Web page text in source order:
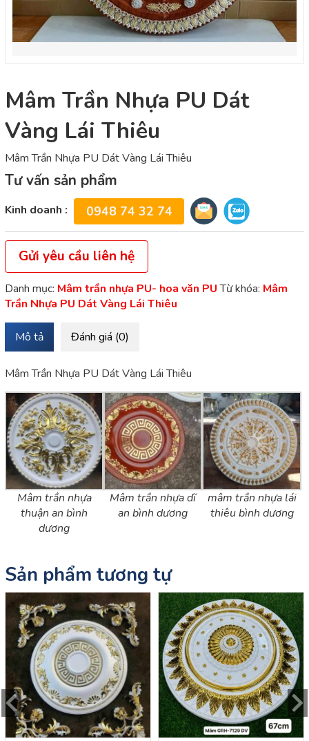
Mâm Trần Nhựa PU Dát
Vàng Lái Thiêu
Mâm Trần Nhựa PU Dát Vàng Lái Thiêu
Tư vấn sản phẩm
Kinh doanh : 0948 74 32 74
Gửi yêu cầu liên hệ
Danh mục: Mâm trần nhựa PU- hoa văn PU Từ khóa: Mâm
Trần Nhựa PU Dát Vàng Lái Thiêu
Mô tả Đánh giá (0)
Mâm Trần Nhựa PU Dát Vàng Lái Thiêu
Mâm trần nhựa
thuận an bình
dương
Mâm trần nhựa dĩ
an bình dương
mâm trần nhựa lái
thiêu bình dương
Sản phẩm tương tự